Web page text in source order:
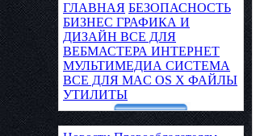
ГЛАВНАЯ БЕЗОПАСНОСТЬ
БИЗНЕС ГРАФИКА И
ДИЗАЙН ВСЕ ДЛЯ
ВЕБМАСТЕРА ИНТЕРНЕТ
МУЛЬТИМЕДИА СИСТЕМА
ВСЕ ДЛЯ MAC OS X ФАЙЛЫ
УТИЛИТЫ